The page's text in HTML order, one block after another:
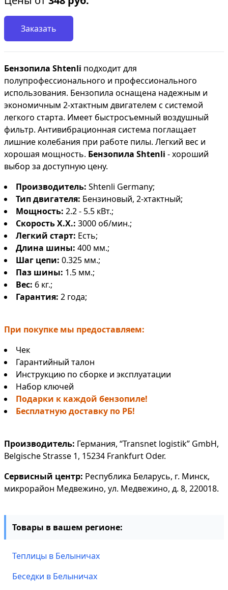
Заказать
Бензопила Shtenli подходит для
полупрофессионального и профессионального
использования. Бензопила оснащена надежным и
экономичным 2-хтактным двигателем с системой
легкого старта. Имеет быстросъемный воздушный
фильтр. Антивибрационная система поглащает
лишние колебания при работе пилы. Легкий вес и
хорошая мощность. Бензопила Shtenli - хороший
выбор за доступную цену.
Производитель: Shtenli Germany;
Тип двигателя: Бензиновый, 2-хтактный;
Мощность: 2.2 - 5.5 кВт.;
Скорость Х.Х.: 3000 об/мин.;
Легкий старт: Есть;
Длина шины: 400 мм.;
Шаг цепи: 0.325 мм.;
Паз шины: 1.5 мм.;
Вес: 6 кг.;
Гарантия: 2 года;
При покупке мы предоставляем:
Чек
Гарантийный талон
Инструкцию по сборке и эксплуатации
Набор ключей
Подарки к каждой бензопиле!
Бесплатную доставку по РБ!
Производитель: Германия, “Transnet logistik” GmbH,
Belgische Strasse 1, 15234 Frankfurt Oder.
Сервисный центр: Республика Беларусь, г. Минск,
микрорайон Медвежино, ул. Медвежино, д. 8, 220018.
Товары в вашем регионе:
Теплицы в Белыничах
Беседки в Белыничах